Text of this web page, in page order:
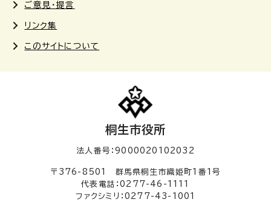
ご意見・提言
リンク集
このサイトについて
桐生市役所
法人番号：9000020102032
〒376-8501 群馬県桐生市織姫町1番1号
代表電話：0277-46-1111
ファクシミリ：0277-43-1001